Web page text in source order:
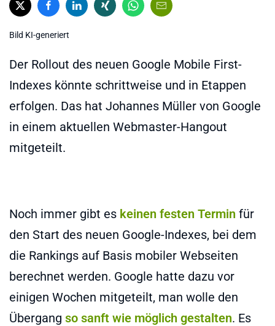
Bild KI-generiert
Der Rollout des neuen Google Mobile First-
Indexes könnte schrittweise und in Etappen
erfolgen. Das hat Johannes Müller von Google
in einem aktuellen Webmaster-Hangout
mitgeteilt.
Noch immer gibt es keinen festen Termin für
den Start des neuen Google-Indexes, bei dem
die Rankings auf Basis mobiler Webseiten
berechnet werden. Google hatte dazu vor
einigen Wochen mitgeteilt, man wolle den
Übergang so sanft wie möglich gestalten. Es